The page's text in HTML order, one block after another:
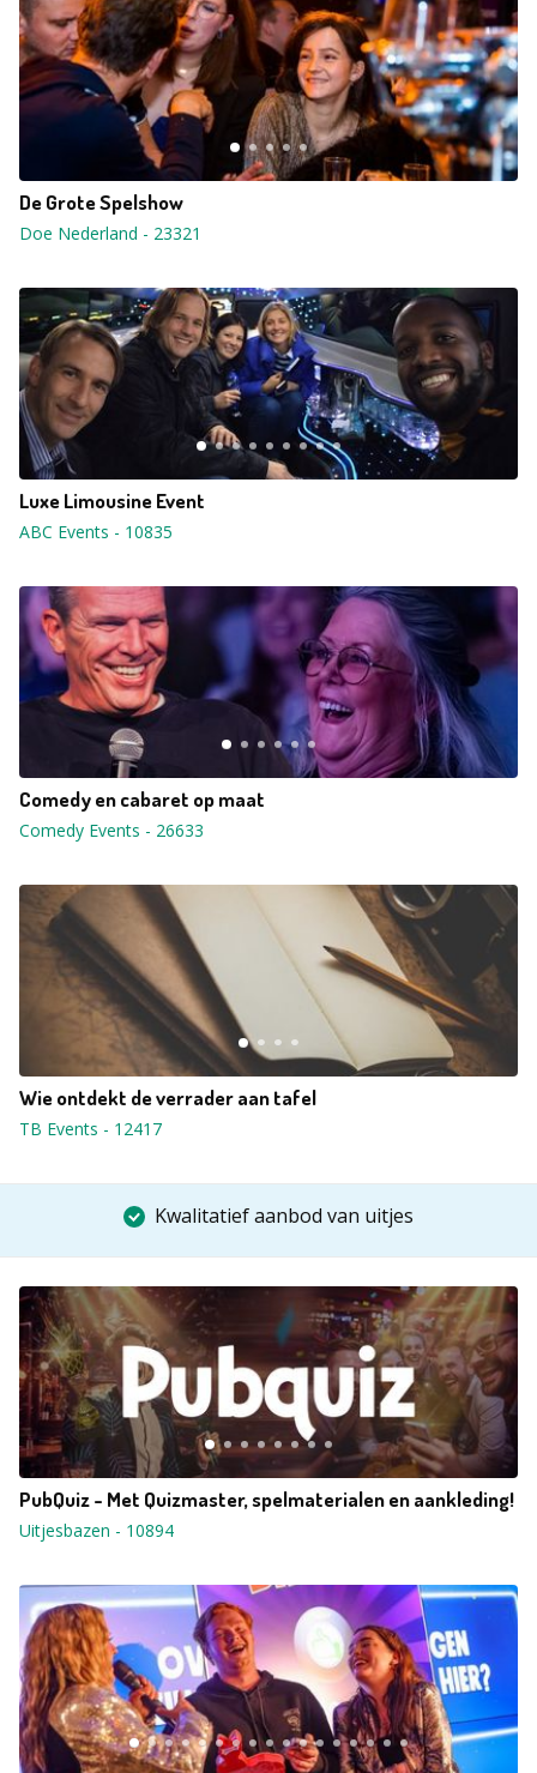
De Grote Spelshow
Doe Nederland - 23321
Luxe Limousine Event
ABC Events - 10835
Comedy en cabaret op maat
Comedy Events - 26633
Wie ontdekt de verrader aan tafel
TB Events - 12417
Kwalitatief aanbod van uitjes
PubQuiz - Met Quizmaster, spelmaterialen en aankleding!
Uitjesbazen - 10894